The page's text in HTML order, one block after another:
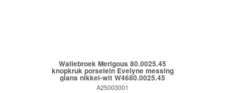
Wallebroek Merigous 80.0025.45
knopkruk porselein Evelyne messing
glans nikkel-wit W4680.0025.45
A25003001